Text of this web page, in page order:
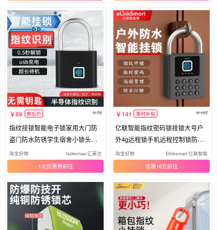
69 券后价 70
指纹挂锁智能电子锁家用大门防
盗门防水防锈学生宿舍小锁头锌
合金
淘宝好物 huilevinas/汇莱达
1元优惠券
141 限时补贴 157
亿联智能指纹密码锁挂锁大号户
外4g远程锁手机远程控制锁防水
防锈
淘宝好物 Elinksmart/亿联智能
优惠16元